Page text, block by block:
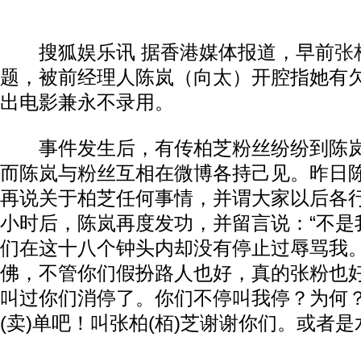
搜狐娱乐讯 据香港媒体报道，早前张
题，被前经理人陈岚（向太）开腔指她有
出电影兼永不录用。
事件发生后，有传柏芝粉丝纷纷到陈
而陈岚与粉丝互相在微博各持己见。昨日
再说关于柏芝任何事情，并谓大家以后各
小时后，陈岚再度发功，并留言说：“不
们在这十八个钟头内却没有停止过辱骂我
佛，不管你们假扮路人也好，真的张粉也
叫过你们消停了。你们不停叫我停？为何
(卖)单吧！叫张柏(栢)芝谢谢你们。或者